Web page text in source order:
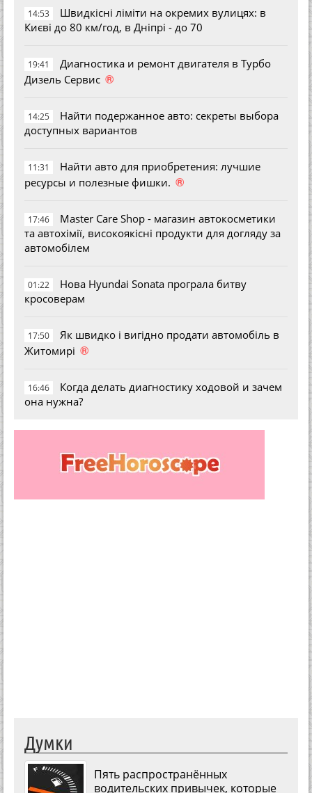
14:53
Швидкісні ліміти на окремих вулицях: в
Києві до 80 км/год, в Дніпрі - до 70
19:41
Диагностика и ремонт двигателя в Турбо
Дизель Сервис ®
14:25
Найти подержанное авто: секреты выбора
доступных вариантов
11:31
Найти авто для приобретения: лучшие
ресурсы и полезные фишки. ®
17:46
Master Care Shop - магазин автокосметики
та автохімії, високоякісні продукти для догляду за
автомобілем
01:22
Нова Hyundai Sonata програла битву
кросоверам
17:50
Як швидко і вигідно продати автомобіль в
Житомирі ®
16:46
Когда делать диагностику ходовой и зачем
она нужна?
Думки
Пять распространённых
водительских привычек, которые